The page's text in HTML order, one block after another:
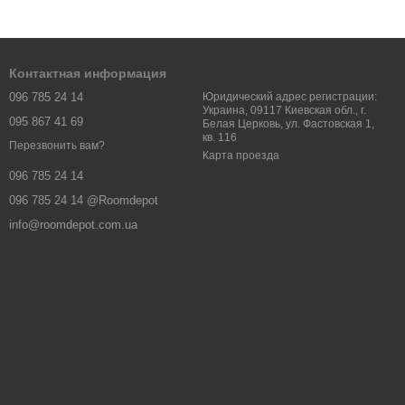
функциональную роль в подростковом возрасте. В
минималистского вида. Обычно стандартные размеры для
сантиметров и более, что является отличительной
перемещаться в течение ночи. В зависимости от
спящем положении всю ночь. Каким бы индивидуальным ни
Контактная информация
096 785 24 14
095 867 41 69
Перезвонить вам?
096 785 24 14
096 785 24 14 @Roomdepot
info@roomdepot.com.ua
Юридический адрес регистрации:
Украина, 09117 Киевская обл., г.
Белая Церковь, ул. Фастовская 1,
кв. 116
Карта проезда